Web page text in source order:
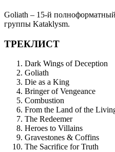
Goliath – 15-й
группы Kataklysm.
ТРЕКЛИСТ
Dark Wings of Deception
Goliath
Die as a King
Bringer of Vengeance
Combustion
From the Land of the
The Redeemer
Heroes to Villains
Gravestones & Coffins
The Sacrifice for Truth